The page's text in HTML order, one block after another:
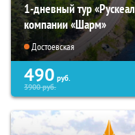
1-дневный тур
компании «Шарм»
Достоевская
490 руб.
3900руб.